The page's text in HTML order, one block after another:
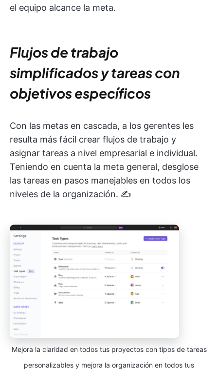
el equipo alcance la meta.
Flujos de trabajo
simplificados y tareas con
objetivos específicos
Con las metas en cascada, a los gerentes les
resulta más fácil crear flujos de trabajo y
asignar tareas a nivel empresarial e individual.
Teniendo en cuenta la meta general, desglose
las tareas en pasos manejables en todos los
niveles de la organización. ✍️
Mejora la claridad en todos tus proyectos con tipos de tareas
personalizables y mejora la organización en todos tus